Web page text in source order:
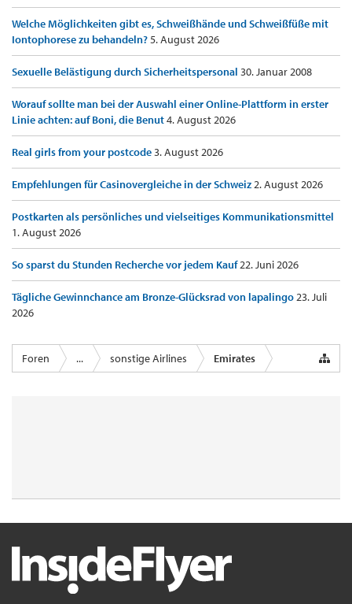
Welche Möglichkeiten gibt es, Schweißhände und Schweißfüße mit
Iontophorese zu behandeln?5. August 2026
Sexuelle Belästigung durch Sicherheitspersonal 30. Januar 2008
Worauf sollte man bei der Auswahl einer Online-Plattform in erster
Linie achten: auf Boni, die Benut4. August 2026
Real girls from your postcode3. August 2026
Empfehlungen für Casinovergleiche in der Schweiz2. August 2026
Postkarten als persönliches und vielseitiges Kommunikationsmittel
1. August 2026
So sparst du Stunden Recherche vor jedem Kauf22. Juni 2026
Tägliche Gewinnchance am Bronze-Glücksrad von lapalingo23. Juli
2026
Foren ... sonstige Airlines Emirates